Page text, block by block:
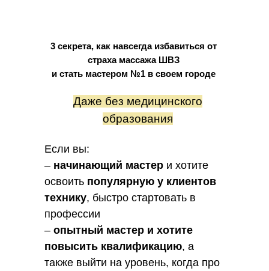
3 секрета, как навсегда избавиться от
страха массажа ШВЗ
и стать мастером №1 в своем городе
Если вы:
– начинающий мастер и хотите
освоить популярную у клиентов
технику, быстро стартовать в
профессии
– опытный мастер и хотите
повысить квалификацию, а
также выйти на уровень, когда про
Даже без медицинского
образования